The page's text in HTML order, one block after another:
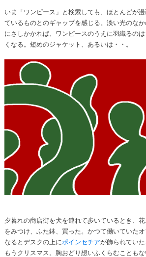
いま「ワンピース」と検索しても、ほとんどが
ているものとのギャップを感じる。淡い光のな
にさしかかれば、ワンピースのうえに羽織るの
くなる。短めのジャケット、あるいは・・。
夕暮れの商店街を犬を連れて歩いているとき、
をみつけ、ふた鉢、買った。かつて働いていた
なるとデスクの上にポインセチアが飾られてい
もうクリスマス。胸おどり想いふくらむことも